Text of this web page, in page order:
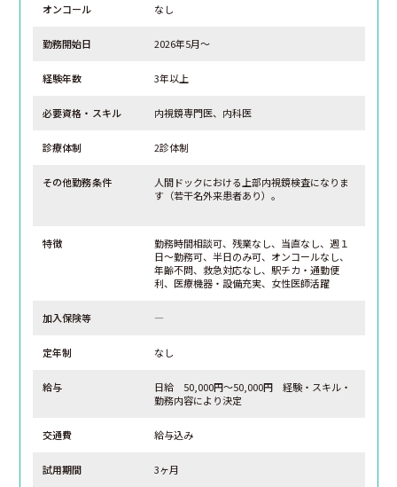
オンコール なし
勤務開始日 2026年5月～
経験年数 3年以上
必要資格・スキル 内視鏡専門医、内科医
診療体制 2診体制
その他勤務条件
人間ドックにおける上部内視鏡検査になりま
す（若干名外来患者あり）。
特徴
勤務時間相談可、残業なし、当直なし、週１
日～勤務可、半日のみ可、オンコールなし、
年齢不問、救急対応なし、駅チカ・通勤便
利、医療機器・設備充実、女性医師活躍
加入保険等 ―
定年制 なし
給与
日給 50,000円～50,000円 経験・スキル・
勤務内容により決定
交通費 給与込み
試用期間 3ヶ月